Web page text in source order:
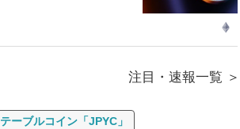
注目・速報一覧
ーブルコイン「JPYC」